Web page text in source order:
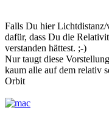
Falls Du hier
dafür, dass Du die
verstanden hättest. ;-)
Nur taugt diese
kaum alle auf dem relativ
Orbit